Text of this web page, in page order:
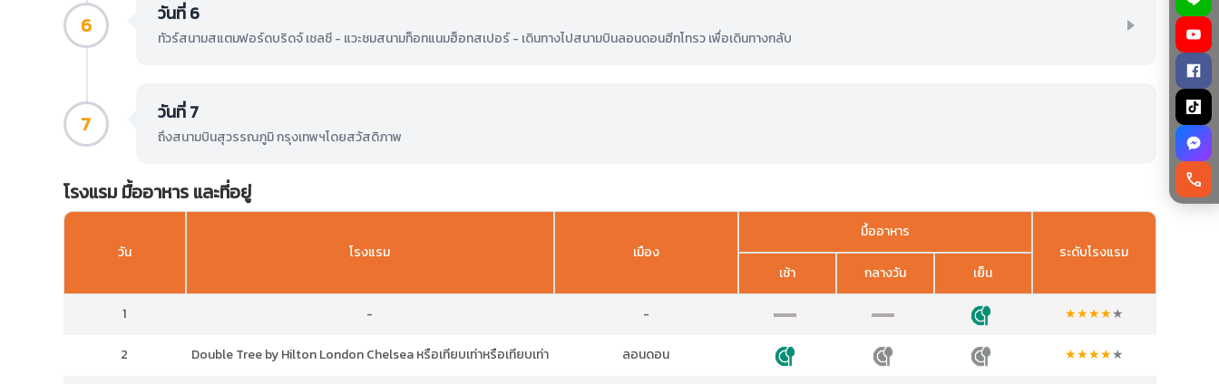
6 วันที่ 6
ทัวร์สนามสแตมฟอร์ดบริดจ์ เชลซี - แวะชมสนามท็อทแนมฮ็อทสเปอร์ - เดินทางไปสนามบินลอนดอนฮีทโทรว เพื่อเดินทางกลับ
7 วันที่ 7
ถึงสนามบินสุวรรณภูมิ กรุงเทพฯโดยสวัสดิภาพ
โรงแรม มื้ออาหาร และที่อยู่
วัน โรงแรม เมือง
มื้ออาหาร
ระดับโรงแรม
เช้า
กลางวัน เย็น
1 - - ★★★★★
2 Double Tree by Hilton London Chelsea หรือเทียบเท่าหรือเทียบเท่า ลอนดอน ★★★★★
call